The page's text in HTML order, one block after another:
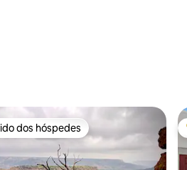
dos hóspedes
dos hóspedes